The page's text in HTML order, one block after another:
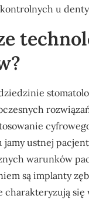
u
jamy ustnej
warunków
są implanty
się